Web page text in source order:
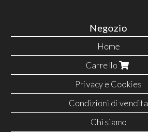
Negozio
Home
Carrello
Privacy e Cookies
Condizioni di vendita
Chi siamo